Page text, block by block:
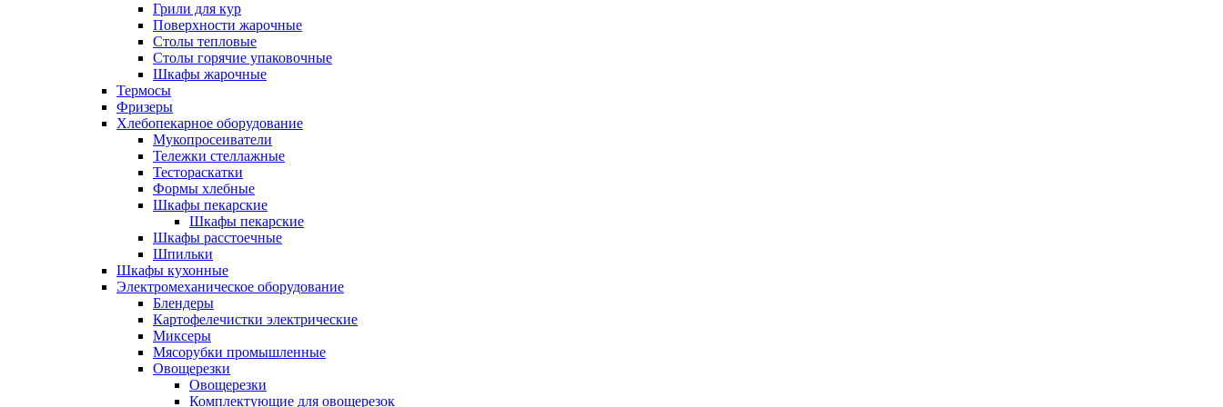
Грили для кур
Поверхности жарочные
Столы тепловые
Столы горячие упаковочные
Шкафы жарочные
Термосы
Фризеры
Хлебопекарное оборудование
Мукопросеиватели
Тележки стеллажные
Тестораскатки
Формы хлебные
Шкафы пекарские
Шкафы пекарские
Шкафы расстоечные
Шпильки
Шкафы кухонные
Электромеханическое оборудование
Блендеры
Картофелечистки электрические
Миксеры
Мясорубки промышленные
Овощерезки
Овощерезки
Комплектующие для овощерезок